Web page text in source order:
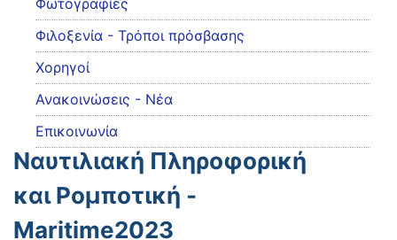
Φωτογραφίες
Φιλοξενία - Τρόποι πρόσβασης
Χορηγοί
Ανακοινώσεις - Νέα
Επικοινωνία
Ναυτιλιακή Πληροφορική
και Ροµποτική -
Maritime2023